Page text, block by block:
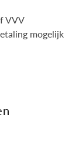
VVV
mogelijk